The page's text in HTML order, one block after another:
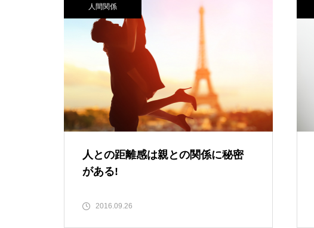
人間関係
人との距離感は親との関係に秘密
がある!
2016.09.26